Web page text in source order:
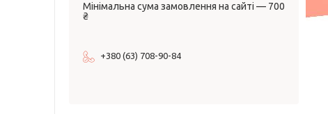
Мінімальна сума замовлення на сайті — 700
₴
+380 (63) 708-90-84